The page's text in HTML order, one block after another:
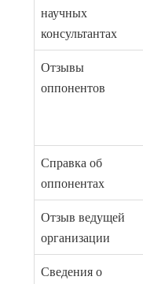
научных
консультантах
Отзывы
оппонентов
Справка об
оппонентах
Отзыв ведущей
организации
Сведения о